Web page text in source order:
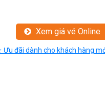
Xem giá vé Online
Ưu đãi dành cho khách hàng